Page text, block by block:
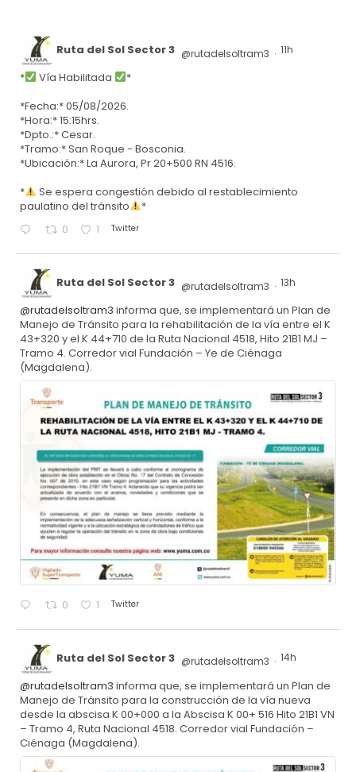
Ruta del Sol Sector 3 @rutadelsoltram3 · 11h
* Vía Habilitada
*
*Fecha:* 05/08/2026.
*Hora:* 15:15hrs.
*Dpto.:* Cesar.
*Tramo:* San Roque - Bosconia.
*Ubicación:* La Aurora, Pr 20+500 RN 4516.
*
Se espera congestión debido al restablecimiento
paulatino del tránsito
*
0 1 Twitter
Ruta del Sol Sector 3 @rutadelsoltram3 · 13h
@rutadelsoltram3 informa que, se implementará un Plan de
Manejo de Tránsito para la rehabilitación de la vía entre el K
43+320 y el K 44+710 de la Ruta Nacional 4518, Hito 21B1 MJ –
Tramo 4. Corredor vial Fundación – Ye de Ciénaga
(Magdalena).
0 1 Twitter
Ruta del Sol Sector 3 @rutadelsoltram3 · 14h
@rutadelsoltram3 informa que, se implementará un Plan de
Manejo de Tránsito para la construcción de la vía nueva
desde la abscisa K 00+000 a la Abscisa K 00+ 516 Hito 21B1 VN
– Tramo 4, Ruta Nacional 4518. Corredor vial Fundación –
Ciénaga (Magdalena).